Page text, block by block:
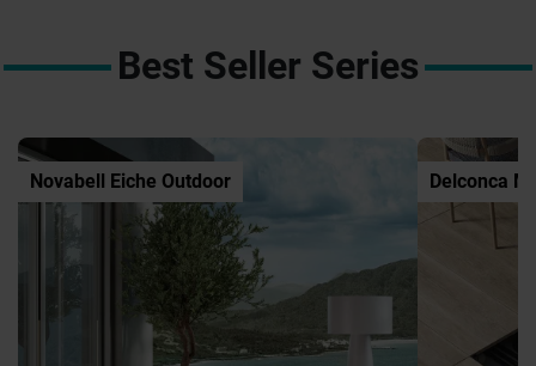
Best Seller Series
Novabell Eiche Outdoor Delconca